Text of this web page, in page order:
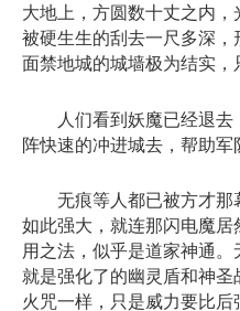
大地上，方圆数十丈之内
被硬生生的刮去一尺多深
面禁地城的城墙极为结实，
人们看到妖魔已经退去
阵快速的冲进城去，帮助军
无痕等人都已被方才那
如此强大，就连那闪电魔
用之法，似乎是道家神通
就是强化了的幽灵盾和神
火咒一样，只是威力要比